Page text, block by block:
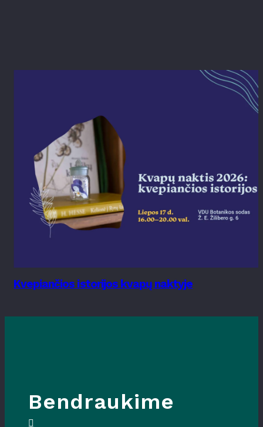
Kvepiančios istorijos kvapų naktyje
Bendraukime